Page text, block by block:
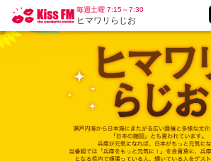
毎週土曜 7:15～7:30
ヒマワリらじお